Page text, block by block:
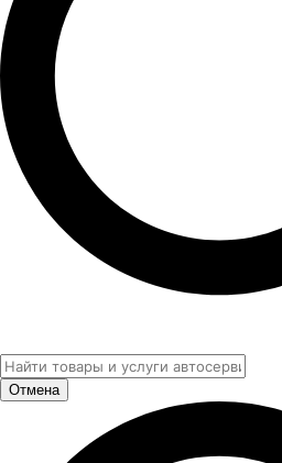
Отмена